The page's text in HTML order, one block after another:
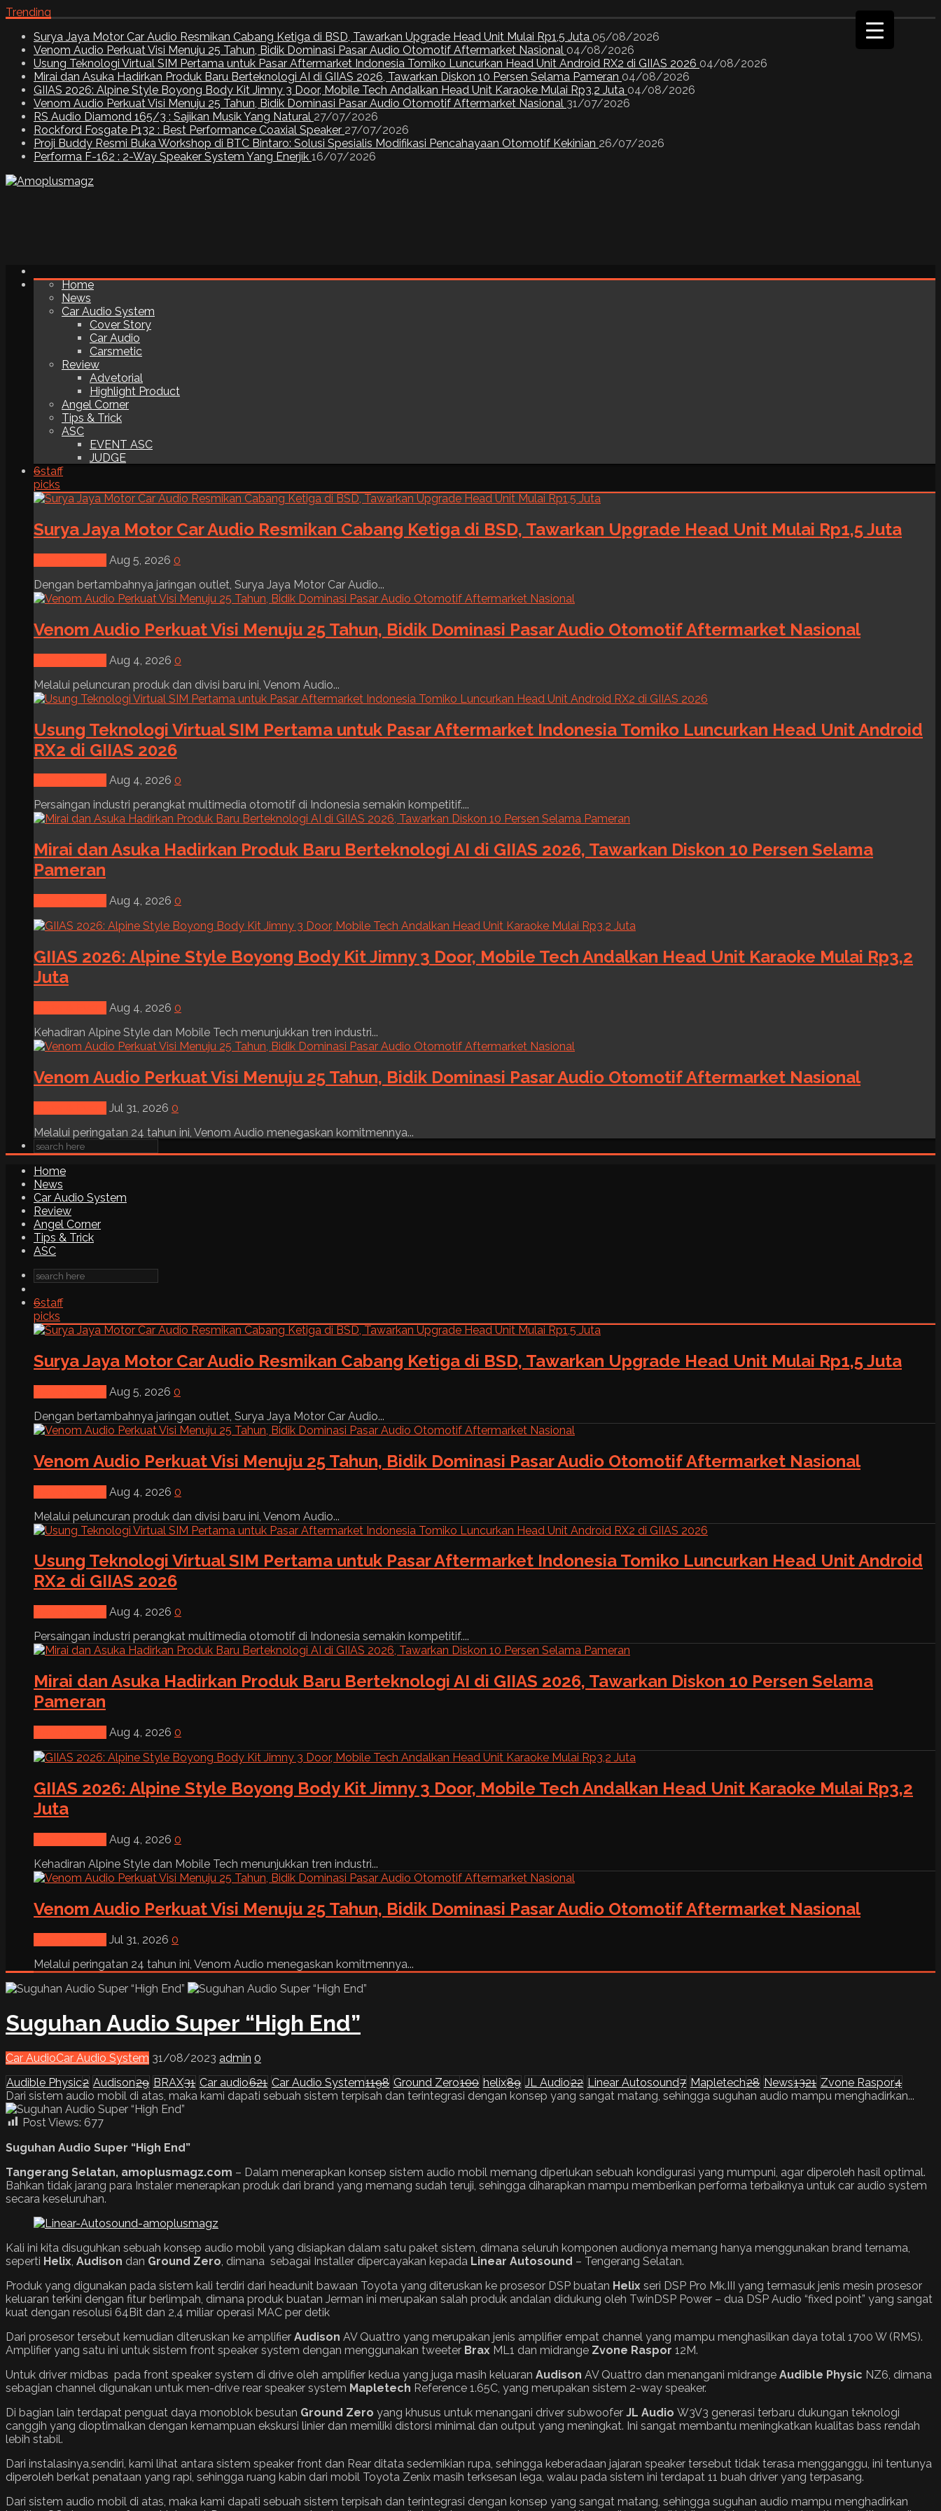
Trending
Surya Jaya Motor Car Audio Resmikan Cabang Ketiga di BSD, Tawarkan Upgrade Head Unit Mulai Rp1,5 Juta 05/08/2026
Venom Audio Perkuat Visi Menuju 25 Tahun, Bidik Dominasi Pasar Audio Otomotif Aftermarket Nasional 04/08/2026
Usung Teknologi Virtual SIM Pertama untuk Pasar Aftermarket Indonesia Tomiko Luncurkan Head Unit Android RX2 di GIIAS 2026 04/08/2026
Mirai dan Asuka Hadirkan Produk Baru Berteknologi AI di GIIAS 2026, Tawarkan Diskon 10 Persen Selama Pameran 04/08/2026
GIIAS 2026: Alpine Style Boyong Body Kit Jimny 3 Door, Mobile Tech Andalkan Head Unit Karaoke Mulai Rp3,2 Juta 04/08/2026
Venom Audio Perkuat Visi Menuju 25 Tahun, Bidik Dominasi Pasar Audio Otomotif Aftermarket Nasional 31/07/2026
RS Audio Diamond 165/3 : Sajikan Musik Yang Natural 27/07/2026
Rockford Fosgate P132 : Best Performance Coaxial Speaker 27/07/2026
Proji Buddy Resmi Buka Workshop di BTC Bintaro: Solusi Spesialis Modifikasi Pencahayaan Otomotif Kekinian 26/07/2026
Performa F-162 : 2-Way Speaker System Yang Enerjik 16/07/2026
Home
News
Car Audio System
Cover Story
Car Audio
Carsmetic
Review
Advetorial
Highlight Product
Angel Corner
Tips & Trick
ASC
EVENT ASC
JUDGE
6staff
picks
Surya Jaya Motor Car Audio Resmikan Cabang Ketiga di BSD, Tawarkan Upgrade Head Unit Mulai Rp1,5 Juta
Aug 5, 2026 0
Dengan bertambahnya jaringan outlet, Surya Jaya Motor Car Audio...
Venom Audio Perkuat Visi Menuju 25 Tahun, Bidik Dominasi Pasar Audio Otomotif Aftermarket Nasional
Aug 4, 2026 0
Melalui peluncuran produk dan divisi baru ini, Venom Audio...
Usung Teknologi Virtual SIM Pertama untuk Pasar Aftermarket Indonesia Tomiko Luncurkan Head Unit Android
RX2 di GIIAS 2026
Aug 4, 2026 0
Persaingan industri perangkat multimedia otomotif di Indonesia semakin kompetitif....
Mirai dan Asuka Hadirkan Produk Baru Berteknologi AI di GIIAS 2026, Tawarkan Diskon 10 Persen Selama
Pameran
Aug 4, 2026 0
GIIAS 2026: Alpine Style Boyong Body Kit Jimny 3 Door, Mobile Tech Andalkan Head Unit Karaoke Mulai Rp3,2
Juta
Aug 4, 2026 0
Kehadiran Alpine Style dan Mobile Tech menunjukkan tren industri...
Venom Audio Perkuat Visi Menuju 25 Tahun, Bidik Dominasi Pasar Audio Otomotif Aftermarket Nasional
Jul 31, 2026 0
Melalui peringatan 24 tahun ini, Venom Audio menegaskan komitmennya...
Home
News
Car Audio System
Review
Angel Corner
Tips & Trick
ASC
6staff
picks
Surya Jaya Motor Car Audio Resmikan Cabang Ketiga di BSD, Tawarkan Upgrade Head Unit Mulai Rp1,5 Juta
Aug 5, 2026 0
Dengan bertambahnya jaringan outlet, Surya Jaya Motor Car Audio...
Venom Audio Perkuat Visi Menuju 25 Tahun, Bidik Dominasi Pasar Audio Otomotif Aftermarket Nasional
Aug 4, 2026 0
Melalui peluncuran produk dan divisi baru ini, Venom Audio...
Usung Teknologi Virtual SIM Pertama untuk Pasar Aftermarket Indonesia Tomiko Luncurkan Head Unit Android
RX2 di GIIAS 2026
Aug 4, 2026 0
Persaingan industri perangkat multimedia otomotif di Indonesia semakin kompetitif....
Mirai dan Asuka Hadirkan Produk Baru Berteknologi AI di GIIAS 2026, Tawarkan Diskon 10 Persen Selama
Pameran
Aug 4, 2026 0
GIIAS 2026: Alpine Style Boyong Body Kit Jimny 3 Door, Mobile Tech Andalkan Head Unit Karaoke Mulai Rp3,2
Juta
Aug 4, 2026 0
Kehadiran Alpine Style dan Mobile Tech menunjukkan tren industri...
Venom Audio Perkuat Visi Menuju 25 Tahun, Bidik Dominasi Pasar Audio Otomotif Aftermarket Nasional
Jul 31, 2026 0
Melalui peringatan 24 tahun ini, Venom Audio menegaskan komitmennya...
Suguhan Audio Super “High End”
Car AudioCar Audio System 31/08/2023 admin 0
Audible Physic2 Audison29 BRAX31 Car audio621 Car Audio System1198 Ground Zero100 helix89 JL Audio22 Linear Autosound7 Mapletech28 News1321 Zvone Raspor4
Dari sistem audio mobil di atas, maka kami dapati sebuah sistem terpisah dan terintegrasi dengan konsep yang sangat matang, sehingga suguhan audio mampu menghadirkan...
Post Views: 677
Suguhan Audio Super “High End”
Tangerang Selatan, amoplusmagz.com – Dalam menerapkan konsep sistem audio mobil memang diperlukan sebuah kondigurasi yang mumpuni, agar diperoleh hasil optimal.
Bahkan tidak jarang para Instaler menerapkan produk dari brand yang memang sudah teruji, sehingga diharapkan mampu memberikan performa terbaiknya untuk car audio system
secara keseluruhan.
Kali ini kita disuguhkan sebuah konsep audio mobil yang disiapkan dalam satu paket sistem, dimana seluruh komponen audionya memang hanya menggunakan brand ternama,
seperti Helix, Audison dan Ground Zero, dimana sebagai Installer dipercayakan kepada Linear Autosound – Tengerang Selatan.
Produk yang digunakan pada sistem kali terdiri dari headunit bawaan Toyota yang diteruskan ke prosesor DSP buatan Helix seri DSP Pro Mk.III yang termasuk jenis mesin prosesor
keluaran terkini dengan fitur berlimpah, dimana produk buatan Jerman ini merupakan salah produk andalan didukung oleh TwinDSP Power – dua DSP Audio “fixed point” yang sangat
kuat dengan resolusi 64Bit dan 2,4 miliar operasi MAC per detik
Dari prosesor tersebut kemudian diteruskan ke amplifier Audison AV Quattro yang merupakan jenis amplifier empat channel yang mampu menghasilkan daya total 1700 W (RMS).
Amplifier yang satu ini untuk sistem front speaker system dengan menggunakan tweeter Brax ML1 dan midrange Zvone Raspor 12M.
Untuk driver midbas pada front speaker system di drive oleh amplifier kedua yang juga masih keluaran Audison AV Quattro dan menangani midrange Audible Physic NZ6, dimana
sebagian channel digunakan untuk men-drive rear speaker system Mapletech Reference 1.65C, yang merupakan sistem 2-way speaker.
Di bagian lain terdapat penguat daya monoblok besutan Ground Zero yang khusus untuk menangani driver subwoofer JL Audio W3V3 generasi terbaru dukungan teknologi
canggih yang dioptimalkan dengan kemampuan ekskursi linier dan memiliki distorsi minimal dan output yang meningkat. Ini sangat membantu meningkatkan kualitas bass rendah
lebih stabil.
Dari instalasinya,sendiri, kami lihat antara sistem speaker front dan Rear ditata sedemikian rupa, sehingga keberadaan jajaran speaker tersebut tidak terasa mengganggu, ini tentunya
diperoleh berkat penataan yang rapi, sehingga ruang kabin dari mobil Toyota Zenix masih terksesan lega, walau pada sistem ini terdapat 11 buah driver yang terpasang.
Dari sistem audio mobil di atas, maka kami dapati sebuah sistem terpisah dan terintegrasi dengan konsep yang sangat matang, sehingga suguhan audio mampu menghadirkan